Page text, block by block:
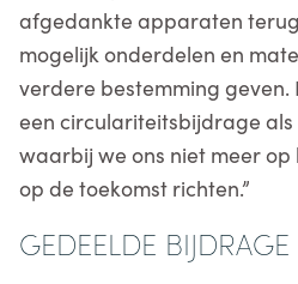
afgedankte apparaten
mogelijk onderdelen en
verdere bestemming
een circulariteitsbijdrage als
waarbij we ons niet meer
op de toekomst richten.”
GEDEELDE BIJDRAGE